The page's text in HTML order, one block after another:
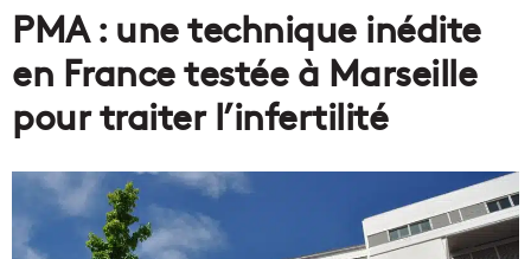
PMA : une technique inédite
en France testée à Marseille
pour traiter l’infertilité